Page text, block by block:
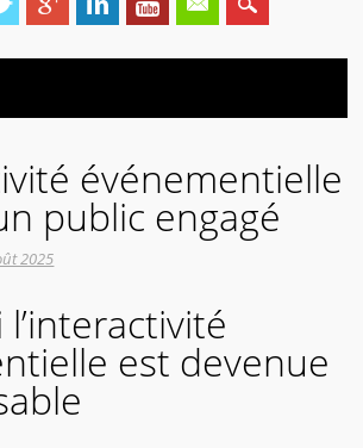
événementielle
public engagé
2025
est devenue